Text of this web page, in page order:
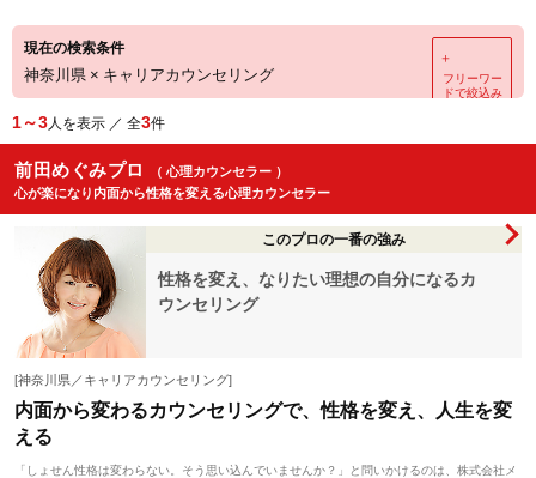
現在の検索条件
神奈川県 × キャリアカウンセリング
＋
フリーワー
ドで絞込み
1～3人を表示 ／ 全3件
前田めぐみプロ
（ 心理カウンセラー ）
心が楽になり内面から性格を変える心理カウンセラー
このプロの一番の強み
性格を変え、なりたい理想の自分になるカ
ウンセリング
[神奈川県／キャリアカウンセリング]
内面から変わるカウンセリングで、性格を変え、人生を変
える
「しょせん性格は変わらない。そう思い込んでいませんか？」と問いかけるのは、株式会社メ